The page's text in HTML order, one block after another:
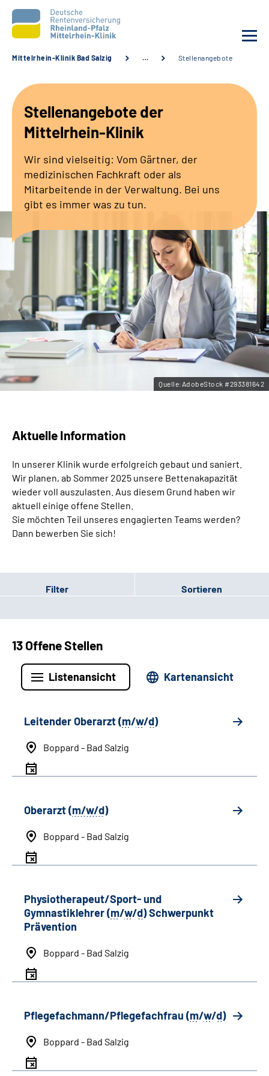
Unsere Angebote
Karriere
Zuweisende &
Leichte Sprache
Gebärdensprache
Mittelrhein-Klinik Bad Salzig … Stellenangebote
Stellenangebote der
Mittelrhein-Klinik
Wir sind vielseitig: Vom Gärtner, der
medizinischen Fachkraft oder als
Mitarbeitende in der Verwaltung. Bei uns
gibt es immer was zu tun.
Quelle:AdobeStock #293381642
Aktuelle Information
In unserer Klinik wurde erfolgreich gebaut und saniert.
Wir planen, ab Sommer 2025 unsere Bettenakapazität
wieder voll auszulasten. Aus diesem Grund haben wir
aktuell einige offene Stellen.
Sie möchten Teil unseres engagierten Teams werden?
Dann bewerben Sie sich!
Filter Sortieren
13 Offene Stellen
Listenansicht Kartenansicht
Leitender Oberarzt (m/w/d)
Boppard - Bad Salzig
Oberarzt (m/w/d)
Boppard - Bad Salzig
Physiotherapeut/Sport- und
Gymnastiklehrer (m/w/d) Schwerpunkt
Prävention
Boppard - Bad Salzig
Pflegefachmann/Pflegefachfrau (m/w/d)
Boppard - Bad Salzig